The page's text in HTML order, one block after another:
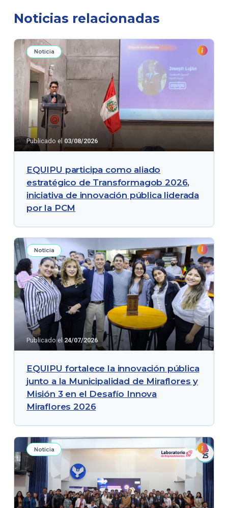
Noticias relacionadas
Noticia
Publicado el 03/08/2026
EQUIPU participa como aliado
estratégico de Transformagob 2026,
iniciativa de innovación pública liderada
por la PCM
Noticia
Publicado el24/07/2026
EQUIPU fortalece la innovación pública
junto a la Municipalidad de Miraflores y
Misión 3 en el Desafío Innova
Miraflores 2026
Noticia